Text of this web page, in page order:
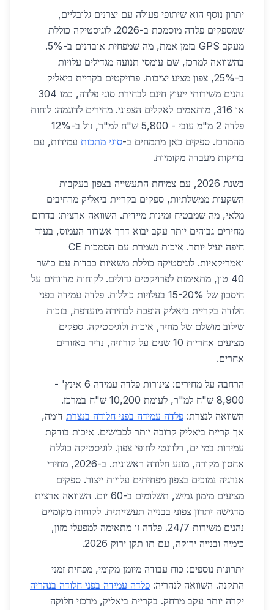
יתרון נוסף הוא שיתופי פעולה עם יצרנים גלובליים,
שמספקים פלדה מוסמכת ב-2026. לוגיסטיקה כוללת
מעקב GPS בזמן אמת, מה שמפחית אובדנים ב-5%.
בהשוואה למרכז, שם עומסי תנועה מגדילים עלויות
ב-25%, צפון מציע יציבות. פרויקטים בקריית ביאליק
נהנים משירותי ייעוץ חינם לבחירת סוגי פלדה, כמו 304
או 316, מותאמים לאקלים הצפוני. מחירים לדוגמה: לוחות
פלדה 2 מ"מ עובי - 5,800 ש"ח למ"ר, זול ב-12%
מהמרכז. ספקים כאן מתמחים ב-סוגי מתכות עמידות, עם
בדיקות מעבדה מקומיות.
בשנת 2026, עם צמיחת התעשייה בצפון בעקבות
השקעות ממשלתיות, ספקים בקריית ביאליק מרחיבים
מלאי, מה שמבטיח זמינות מיידית. השוואה ארצית: בדרום
מחירים גבוהים יותר עקב יבוא דרך אשדוד העמוס, בעוד
חיפה יעיל יותר. איכות נשמרת עם הסמכות CE
ואמריקאיות. לוגיסטיקה כוללת משאיות כבדות עם כושר
40 טון, מתאימות לפרויקטים גדולים. לקוחות מדווחים על
חיסכון של 15-20% בעלויות כוללות. פלדה עמידה בפני
חלודה בקריית ביאליק הופכת לבחירה מועדפת, בזכות
שילוב מושלם של מחיר, איכות ולוגיסטיקה. ספקים
מציעים אחריות 10 שנים על קורוזיה, נדיר באזורים
אחרים.
הרחבה על מחירים: צינורות פלדה עמידה 6 אינץ' -
8,900 ש"ח למ"ר, לעומת 10,200 ש"ח במרכז.
השוואה לנצרת: פלדה עמידה בפני חלודה בנצרת דומה,
אך קריית ביאליק קרובה יותר לכבישים. איכות בודקת
עמידות במי ים, רלוונטי לחופי צפון. לוגיסטיקה כוללת
אחסון מקורה, מונע חלודה ראשונית. ב-2026, מחירי
אנרגיה נמוכים בצפון מפחיתים עלויות ייצור. ספקים
מציעים מימון גמיש, תשלומים ב-60 יום. השוואה ארצית
מדגישה יתרון צפוני בבנייה תעשייתית. לקוחות מקומיים
נהנים משירות 24/7. פלדה זו מתאימה למפעלי מזון,
כימיה ובנייה ירוקה, עם תו תקן ירוק 2026.
יתרונות נוספים: כוח עבודה מיומן מקומי, מפחית זמני
התקנה. השוואה לנהריה: פלדה עמידה בפני חלודה בנהריה
יקרה יותר עקב מרחק. בקריית ביאליק, מרכזי חלוקה